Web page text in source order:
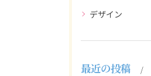
デザイン
最近の投稿